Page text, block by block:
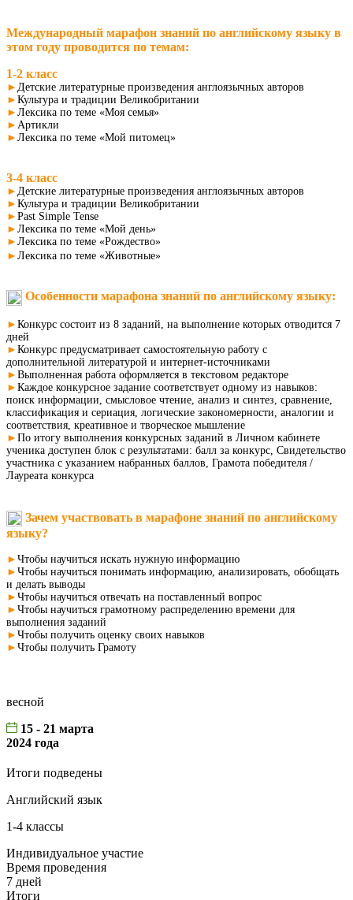
Международный марафон знаний по английскому языку в
этом году проводится по темам:
1-2 класс
► Детские литературные произведения англоязычных авторов
► Культура и традиции Великобритании
► Лексика по теме «Моя семья»
► Артикли
► Лексика по теме «Мой питомец»
​3-4 класс
► Детские литературные произведения англоязычных авторов
► Культура и традиции Великобритании
► Past Simple Tense
► Лексика по теме «Мой день»
► Лексика по теме «Рождество»
► Лексика по теме «Животные»
Особенности марафона знаний по английскому языку:
► Конкурс состоит из 8 заданий, на выполнение которых отводится 7
дней
► Конкурс предусматривает самостоятельную работу с
дополнительной литературой и интернет-источниками
► Выполненная работа оформляется в текстовом редакторе
► Каждое конкурсное задание соответствует одному из навыков:
поиск информации, смысловое чтение, анализ и синтез, сравнение,
классификация и сериация, логические закономерности, аналогии и
соответствия, креативное и творческое мышление
► По итогу выполнения конкурсных заданий в Личном кабинете
ученика доступен блок с результатами: балл за конкурс, Свидетельство
участника с указанием набранных баллов, Грамота победителя /
Лауреата конкурса
Зачем участвовать в марафоне знаний по английскому
языку?
► Чтобы научиться искать нужную информацию
► Чтобы научиться понимать информацию, анализировать, обобщать
и делать выводы
► Чтобы научиться отвечать на поставленный вопрос
► Чтобы научиться грамотному распределению времени для
выполнения заданий
► Чтобы получить оценку своих навыков
► Чтобы получить Грамоту
весной
15 - 21 марта
2024 года
Итоги подведены
Английский язык
1-4 классы
Индивидуальное участие
Время проведения
7 дней
Итоги